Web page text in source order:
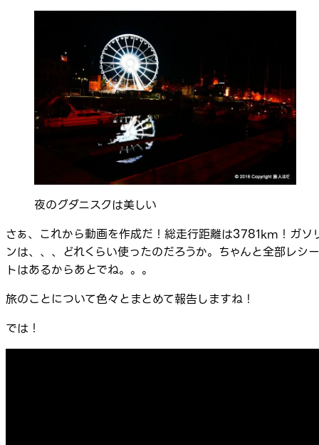
夜のグダニスクは美しい
さぁ、これから動画を作成だ！総走行距離は3781km！ガソ
ンは、、、どれくらい使ったのだろうか。ちゃんと全部レシー
トはあるからあとでね。。。
旅のことについて色々とまとめて報告しますね！
では！